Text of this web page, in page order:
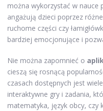
można wykorzystać w nauce
angażują dzieci poprzez
ruchome części czy
bardziej emocjonujące i
Nie można zapomnieć o
cieszą się rosnącą
czasach dostępnych jest
interaktywne gry i zadania,
matematyka, język obcy, czy